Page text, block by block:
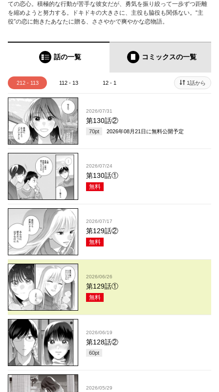
ての恋心。積極的な行動が苦手な彼女だが、勇気を振り絞って一歩ずつ距離
を縮めようと努力する。ドキドキの大きさに、主役も脇役も関係ない。“主
役”の恋に飽きたあなたに贈る、ささやかで爽やかな恋物語。
話の一覧 コミックスの一覧
212 - 113 112 - 13 12 - 1 1話から
2026/07/31
第130話②
70pt 2026年08月21日 に無料公開予定
2026/07/24
第130話①
無料
2026/07/17
第129話②
無料
2026/06/26
第129話①
無料
2026/06/19
第128話②
60pt
2026/05/29